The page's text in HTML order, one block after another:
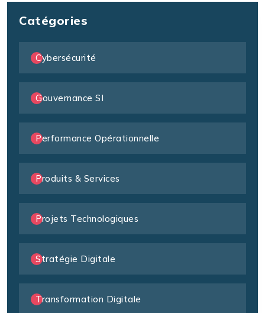
Catégories
Cybersécurité
Gouvernance SI
Performance Opérationnelle
Produits & Services
Projets Technologiques
Stratégie Digitale
Transformation Digitale